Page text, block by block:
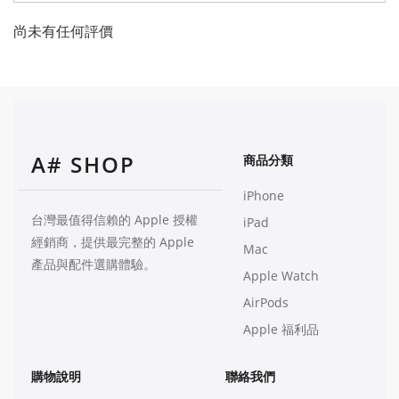
尚未有任何評價
A# SHOP
台灣最值得信賴的 Apple 授權
經銷商，提供最完整的 Apple
產品與配件選購體驗。
商品分類
iPhone
iPad
Mac
Apple Watch
AirPods
Apple 福利品
購物說明 聯絡我們